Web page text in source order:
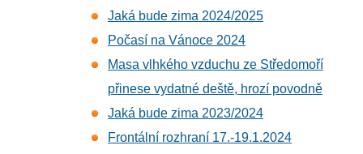
Jaká bude zima 2024/2025
Počasí na Vánoce 2024
Masa vlhkého vzduchu ze Středomoří
přinese vydatné deště, hrozí povodně
Jaká bude zima 2023/2024
Frontální rozhraní 17.-19.1.2024